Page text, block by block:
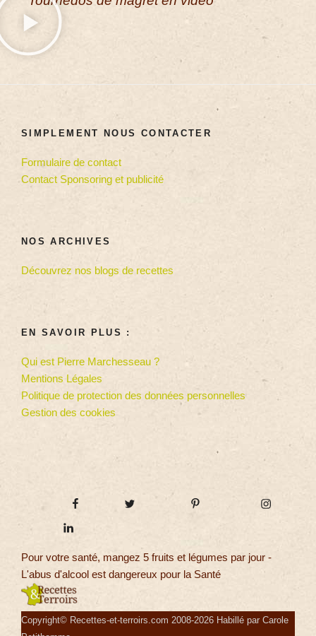
SIMPLEMENT NOUS CONTACTER
Formulaire de contact
Contact Sponsoring et publicité
NOS ARCHIVES
Découvrez nos blogs de recettes
EN SAVOIR PLUS :
Qui est Pierre Marchesseau ?
Mentions Légales
Politique de protection des données personnelles
Gestion des cookies
Pour votre santé, mangez 5 fruits et légumes par jour -
L'abus d'alcool est dangereux pour la Santé
Copyright© Recettes-et-terroirs.com 2008-2026 Habillé par Carole